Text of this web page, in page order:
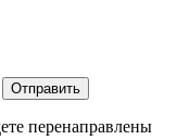
Отправить
перенаправлены